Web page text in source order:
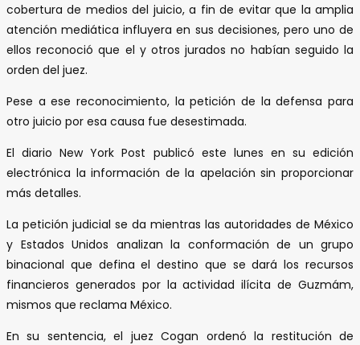
cobertura de medios del juicio, a fin de evitar que la amplia
atención mediática influyera en sus decisiones, pero uno de
ellos reconoció que el y otros jurados no habían seguido la
orden del juez.
Pese a ese reconocimiento, la petición de la defensa para
otro juicio por esa causa fue desestimada.
El diario New York Post publicó este lunes en su edición
electrónica la información de la apelación sin proporcionar
más detalles.
La petición judicial se da mientras las autoridades de México
y Estados Unidos analizan la conformación de un grupo
binacional que defina el destino que se dará los recursos
financieros generados por la actividad ilícita de Guzmám,
mismos que reclama México.
En su sentencia, el juez Cogan ordenó la restitución de